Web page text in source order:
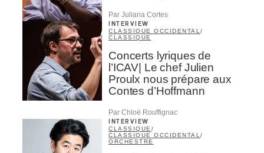
Par Juliana Cortes
INTERVIEW
CLASSIQUE OCCIDENTAL /
CLASSIQUE
Concerts lyriques de
l’ICAV| Le chef Julien
Proulx nous prépare aux
Contes d’Hoffmann
Par Chloé Rouffignac
INTERVIEW
CLASSIQUE/
CLASSIQUE OCCIDENTAL/
ORCHESTRE